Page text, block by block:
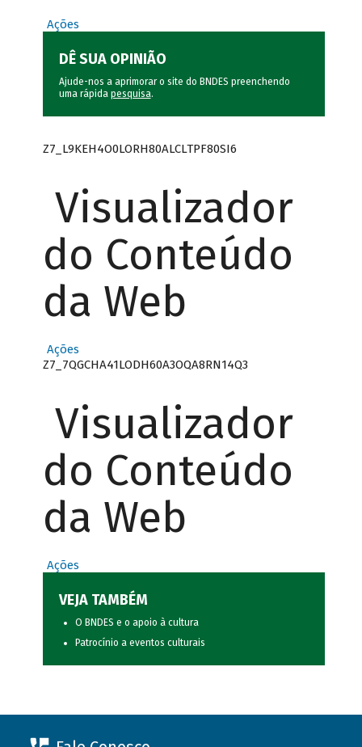
Ações
DÊ SUA OPINIÃO
Ajude-nos a aprimorar o site do BNDES preenchendo
uma rápida pesquisa.
Z7_L9KEH4O0LORH80ALCLTPF80SI6
Visualizador
do Conteúdo
da Web
Ações
Z7_7QGCHA41LODH60A3OQA8RN14Q3
Visualizador
do Conteúdo
da Web
Ações
VEJA TAMBÉM
O BNDES e o apoio à cultura
Patrocínio a eventos culturais